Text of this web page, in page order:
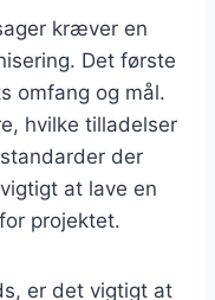
kræver en
Det første
omfang og mål.
hvilke tilladelser
der
at lave en
projektet.
er det vigtigt at